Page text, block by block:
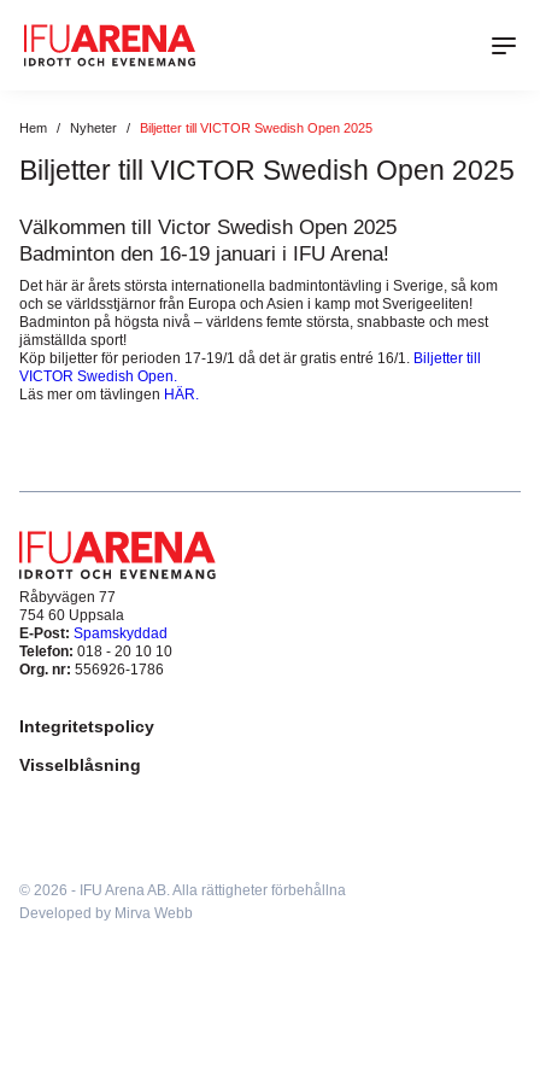
Idrott
Boka Läger
Föreningsinfo Innebandy
Föreningsinfo Friidrott
Lokaler
Konferens
Bankett
Aktuellt på IFU Arena
Kalender
Nyheter
Mat & Dryck
Dagens lunch
Matlådor & Catering
IFU Arena
Ekonomisk Hållbarhet
Partners
Exponering på IFU Arena
Arenan
Boende
IFU Sommarläger
Hitta hit
Parkering
Hem / Nyheter / Biljetter till VICTOR Swedish Open 2025
Biljetter till VICTOR Swedish Open 2025
Välkommen till Victor Swedish Open 2025
Badminton den 16-19 januari i IFU Arena!
Det här är årets största internationella badmintontävling i Sverige, så kom
och se världsstjärnor från Europa och Asien i kamp mot Sverigeeliten!
Badminton på högsta nivå – världens femte största, snabbaste och mest
jämställda sport!
Köp biljetter för perioden 17-19/1 då det är gratis entré 16/1. Biljetter till
VICTOR Swedish Open.
Läs mer om tävlingen HÄR.
Råbyvägen 77
754 60 Uppsala
E-Post: Spamskyddad
Telefon: 018 - 20 10 10
Org. nr: 556926-1786
Integritetspolicy
Visselblåsning
© 2026 - IFU Arena AB. Alla rättigheter förbehållna
Developed by Mirva Webb